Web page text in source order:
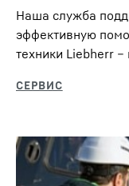
SOB
Наша служба
эффективную
техники Liebherr